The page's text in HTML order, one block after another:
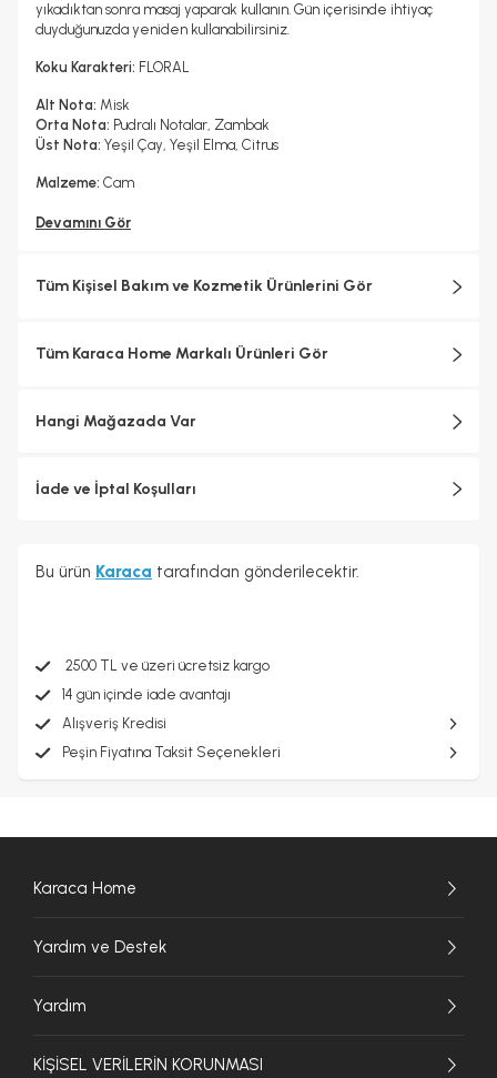
yıkadıktan sonra masaj yaparak kullanın. Gün içerisinde ihtiyaç
duyduğunuzda yeniden kullanabilirsiniz.
Koku Karakteri: FLORAL
Alt Nota: Misk
Orta Nota: Pudralı Notalar, Zambak
Üst Nota: Yeşil Çay, Yeşil Elma, Citrus
Malzeme: Cam
Devamını Gör
Tüm Kişisel Bakım ve Kozmetik Ürünlerini Gör
Tüm Karaca Home Markalı Ürünleri Gör
Hangi Mağazada Var
İade ve İptal Koşulları
Bu ürün Karaca tarafından gönderilecektir.
2500 TL ve üzeri ücretsiz kargo
14 gün içinde iade avantajı
Alışveriş Kredisi
Peşin Fiyatına Taksit Seçenekleri
Karaca Home
Yardım ve Destek
Yardım
KİŞİSEL VERİLERİN KORUNMASI